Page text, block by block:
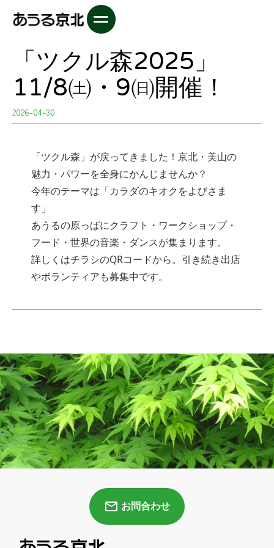
「ツクル森2025」
11/8㈯・9㈰開催！
2026-04-30
‍「ツクル森」が戻ってきました！京北・美山の
魅力・パワーを全身にかんじませんか？
今年のテーマは「カラダのキオクをよびさま
す」
あうるの原っぱにクラフト・ワークショップ・
フード・世界の音楽・ダンスが集まります。
詳しくはチラシのQRコードから。引き続き出店
やボランティアも募集中です。
お問合わせ